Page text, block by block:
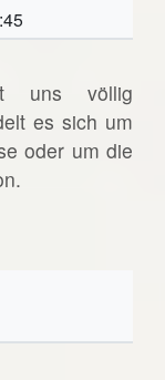
uns völlig
es sich um
oder um die